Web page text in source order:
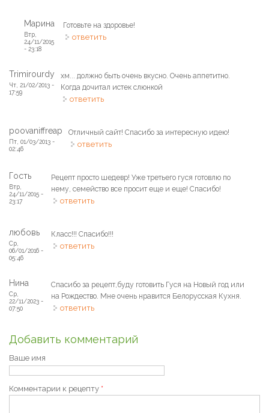
Марина
Втр,
24/11/2015
- 23:18
Готовьте на здоровье!
ответить
Trimirourdy
Чт, 21/02/2013 -
17:59
хм... должно быть очень вкусно. Очень аппетитно.
Когда дочитал истек слюнкой
ответить
poovaniffreap
Пт, 01/03/2013 -
02:46
Отличный сайт! Спасибо за интересную идею!
ответить
Гость
Втр,
24/11/2015 -
23:17
Рецепт просто шедевр! Уже третьего гуся готовлю по
нему, семейство все просит еще и еще! Спасибо!
ответить
любовь
Ср,
06/01/2016 -
05:46
Класс!!! Спасибо!!!
ответить
Нина
Ср,
22/11/2023 -
07:50
Спасибо за рецепт,буду готовить Гуся на Новый год или
на Рождество. Мне очень нравится Белорусская Кухня.
ответить
Добавить комментарий
Ваше имя
Комментарии к рецепту *